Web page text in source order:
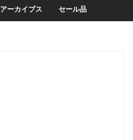
アーカイブス セール品